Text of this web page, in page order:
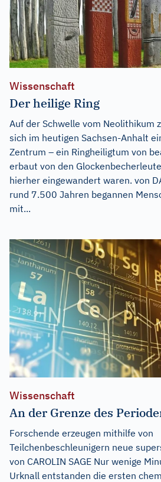
Wissenschaft
Der heilige Ring
Auf der Schwelle vom Neolithikum
sich im heutigen Sachsen-Anhalt
Zentrum – ein Ringheiligtum von
erbaut von den
hierher eingewandert waren. von
rund 7.500 Jahren begannen
mit...
Wissenschaft
An der Grenze des
Forschende erzeugen mithilfe von
Teilchenbeschleunigern neue
von CAROLIN SAGE Nur wenige
Urknall entstanden die ersten